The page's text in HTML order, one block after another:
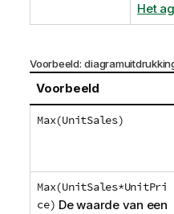
Het
Voorbeeld:
Voorbeeld
Max(UnitSales)
Max(UnitSales*UnitPri
ce) De waarde van een